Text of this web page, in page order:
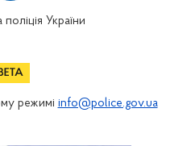
України
режимі info@police.gov.ua